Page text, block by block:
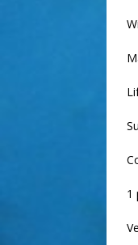
1